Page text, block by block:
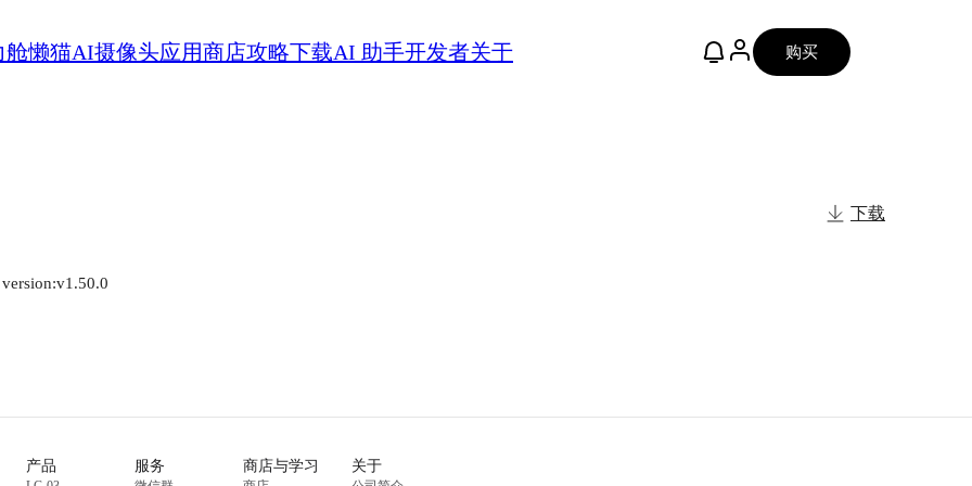
舱懒猫AI摄像头应用商店攻略下载AI 助手开发者关于 购买
下载
产品 服务 商店与学习 关于